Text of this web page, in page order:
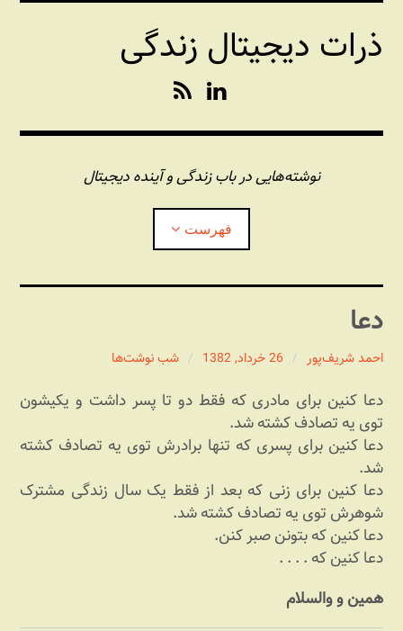
رفتن
محتواذرات دیجیتال زندگی
n
k
e
d
I
n
S
نوشته‌هایی در باب زندگی و آینده دیجیتال
فهرست
درباره این وبلاگ
مجله شبکه
پندهای یونیکسی استاد «فو» بازکردن
دعا
احمد شریف‌پور 26 خرداد, 1382 شب نوشت‌ها
دعا کنین برای مادری که فقط دو تا پسر داشت و یکیشون
توی یه تصادف کشته شد.
دعا کنین برای پسری که تنها برادرش توی یه تصادف کشته
شد.
دعا کنین برای زنی که بعد از فقط یک سال زندگی مشترک
شوهرش توی یه تصادف کشته شد.
دعا کنین که بتونن صبر کنن.
دعا کنین که . . . .
همین و والسلام